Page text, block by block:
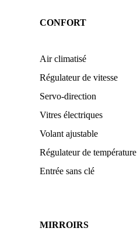
CONFORT
Air climatisé
Régulateur de vitesse
Servo-direction
Vitres électriques
Volant ajustable
Régulateur de température
Entrée sans clé
MIRROIRS